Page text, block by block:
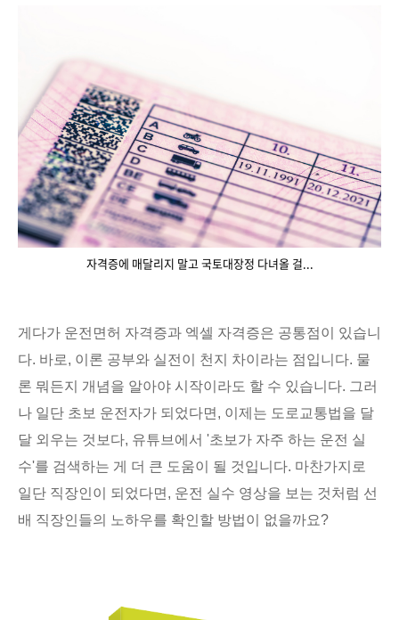
자격증에 매달리지 말고 국토대장정 다녀올 걸...
게다가 운전면허 자격증과 엑셀 자격증은 공통점이 있습니
다. 바로, 이론 공부와 실전이 천지 차이라는 점입니다. 물
론 뭐든지 개념을 알아야 시작이라도 할 수 있습니다. 그러
나 일단 초보 운전자가 되었다면, 이제는 도로교통법을 달
달 외우는 것보다, 유튜브에서 '초보가 자주 하는 운전 실
수'를 검색하는 게 더 큰 도움이 될 것입니다. 마찬가지로
일단 직장인이 되었다면, 운전 실수 영상을 보는 것처럼 선
배 직장인들의 노하우를 확인할 방법이 없을까요?